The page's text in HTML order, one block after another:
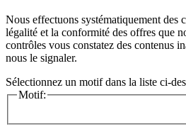
Nous effectuons systématiquement des
légalité et la conformité des offres que
contrôles vous constatez des contenus
nous le signaler.
Sélectionnez un motif dans la liste ci-
Motif: